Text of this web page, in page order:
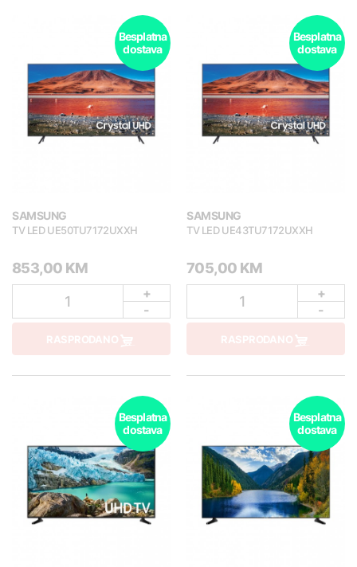
Besplatna
dostava
SAMSUNG
TV LED UE50TU7172UXXH
853,00 KM
1
+
-
RASPRODANO
Besplatna
dostava
SAMSUNG
TV LED UE43TU7172UXXH
705,00 KM
1
+
-
RASPRODANO
Besplatna
dostava
Besplatna
dostava